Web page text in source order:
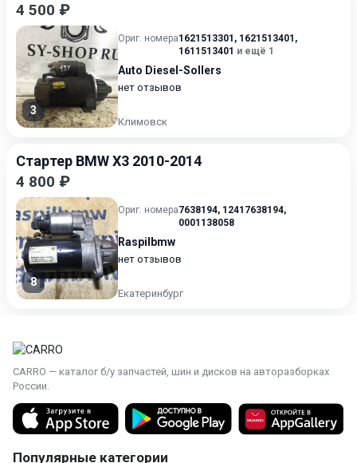
4 500 ₽
3
Ориг. номера1621513301 , 1621513401 ,
1611513401 и ещё 1
Auto Diesel-Sollers
нет отзывов
Климовск
Стартер BMW X3 2010-2014
4 800 ₽
8
Ориг. номера7638194, 12417638194,
0001138058
Raspilbmw
нет отзывов
Екатеринбург
CARRO — каталог б/у запчастей, шин и дисков на авторазборках
России.
Популярные категории